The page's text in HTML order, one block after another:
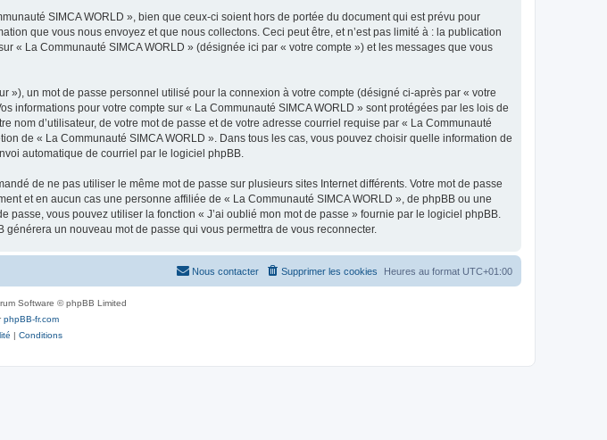
SIMCA WORLD », bien que ceux-ci soient hors de portée du document qui est prévu pour
que vous nous envoyez et que nous collectons. Ceci peut être, et n’est pas limité à : la publication
« La Communauté SIMCA WORLD » (désignée ici par « votre compte ») et les messages que vous
un mot de passe personnel utilisé pour la connexion à votre compte (désigné ci-après par « votre
pour votre compte sur « La Communauté SIMCA WORLD » sont protégées par les lois de
d’utilisateur, de votre mot de passe et de votre adresse courriel requise par « La Communauté
de « La Communauté SIMCA WORLD ». Dans tous les cas, vous pouvez choisir quelle information de
automatique de courriel par le logiciel phpBB.
de ne pas utiliser le même mot de passe sur plusieurs sites Internet différents. Votre mot de passe
et en aucun cas une personne affiliée de « La Communauté SIMCA WORLD », de phpBB ou une
vous pouvez utiliser la fonction « J’ai oublié mon mot de passe » fournie par le logiciel phpBB.
un nouveau mot de passe qui vous permettra de vous reconnecter.
Heures au format UTC+01:00
Supprimer les cookies
Nous contacter
Software © phpBB Limited
phpBB-fr.com
| Conditions